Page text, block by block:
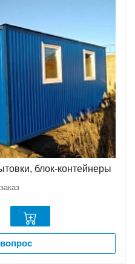
блок-контейнеры